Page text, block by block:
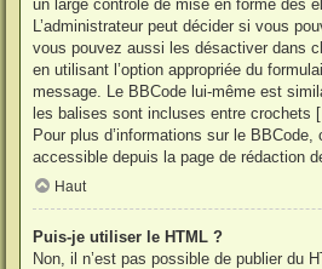
un large contrôle de mise en forme des
L’administrateur peut décider si vous
vous pouvez aussi les désactiver dans
en utilisant l’option appropriée du
message. Le BBCode lui-même est
les balises sont incluses entre crochets
Pour plus d’informations sur le
accessible depuis la page de rédaction
Haut
Puis-je utiliser le HTML ?
Non, il n’est pas possible de publier du